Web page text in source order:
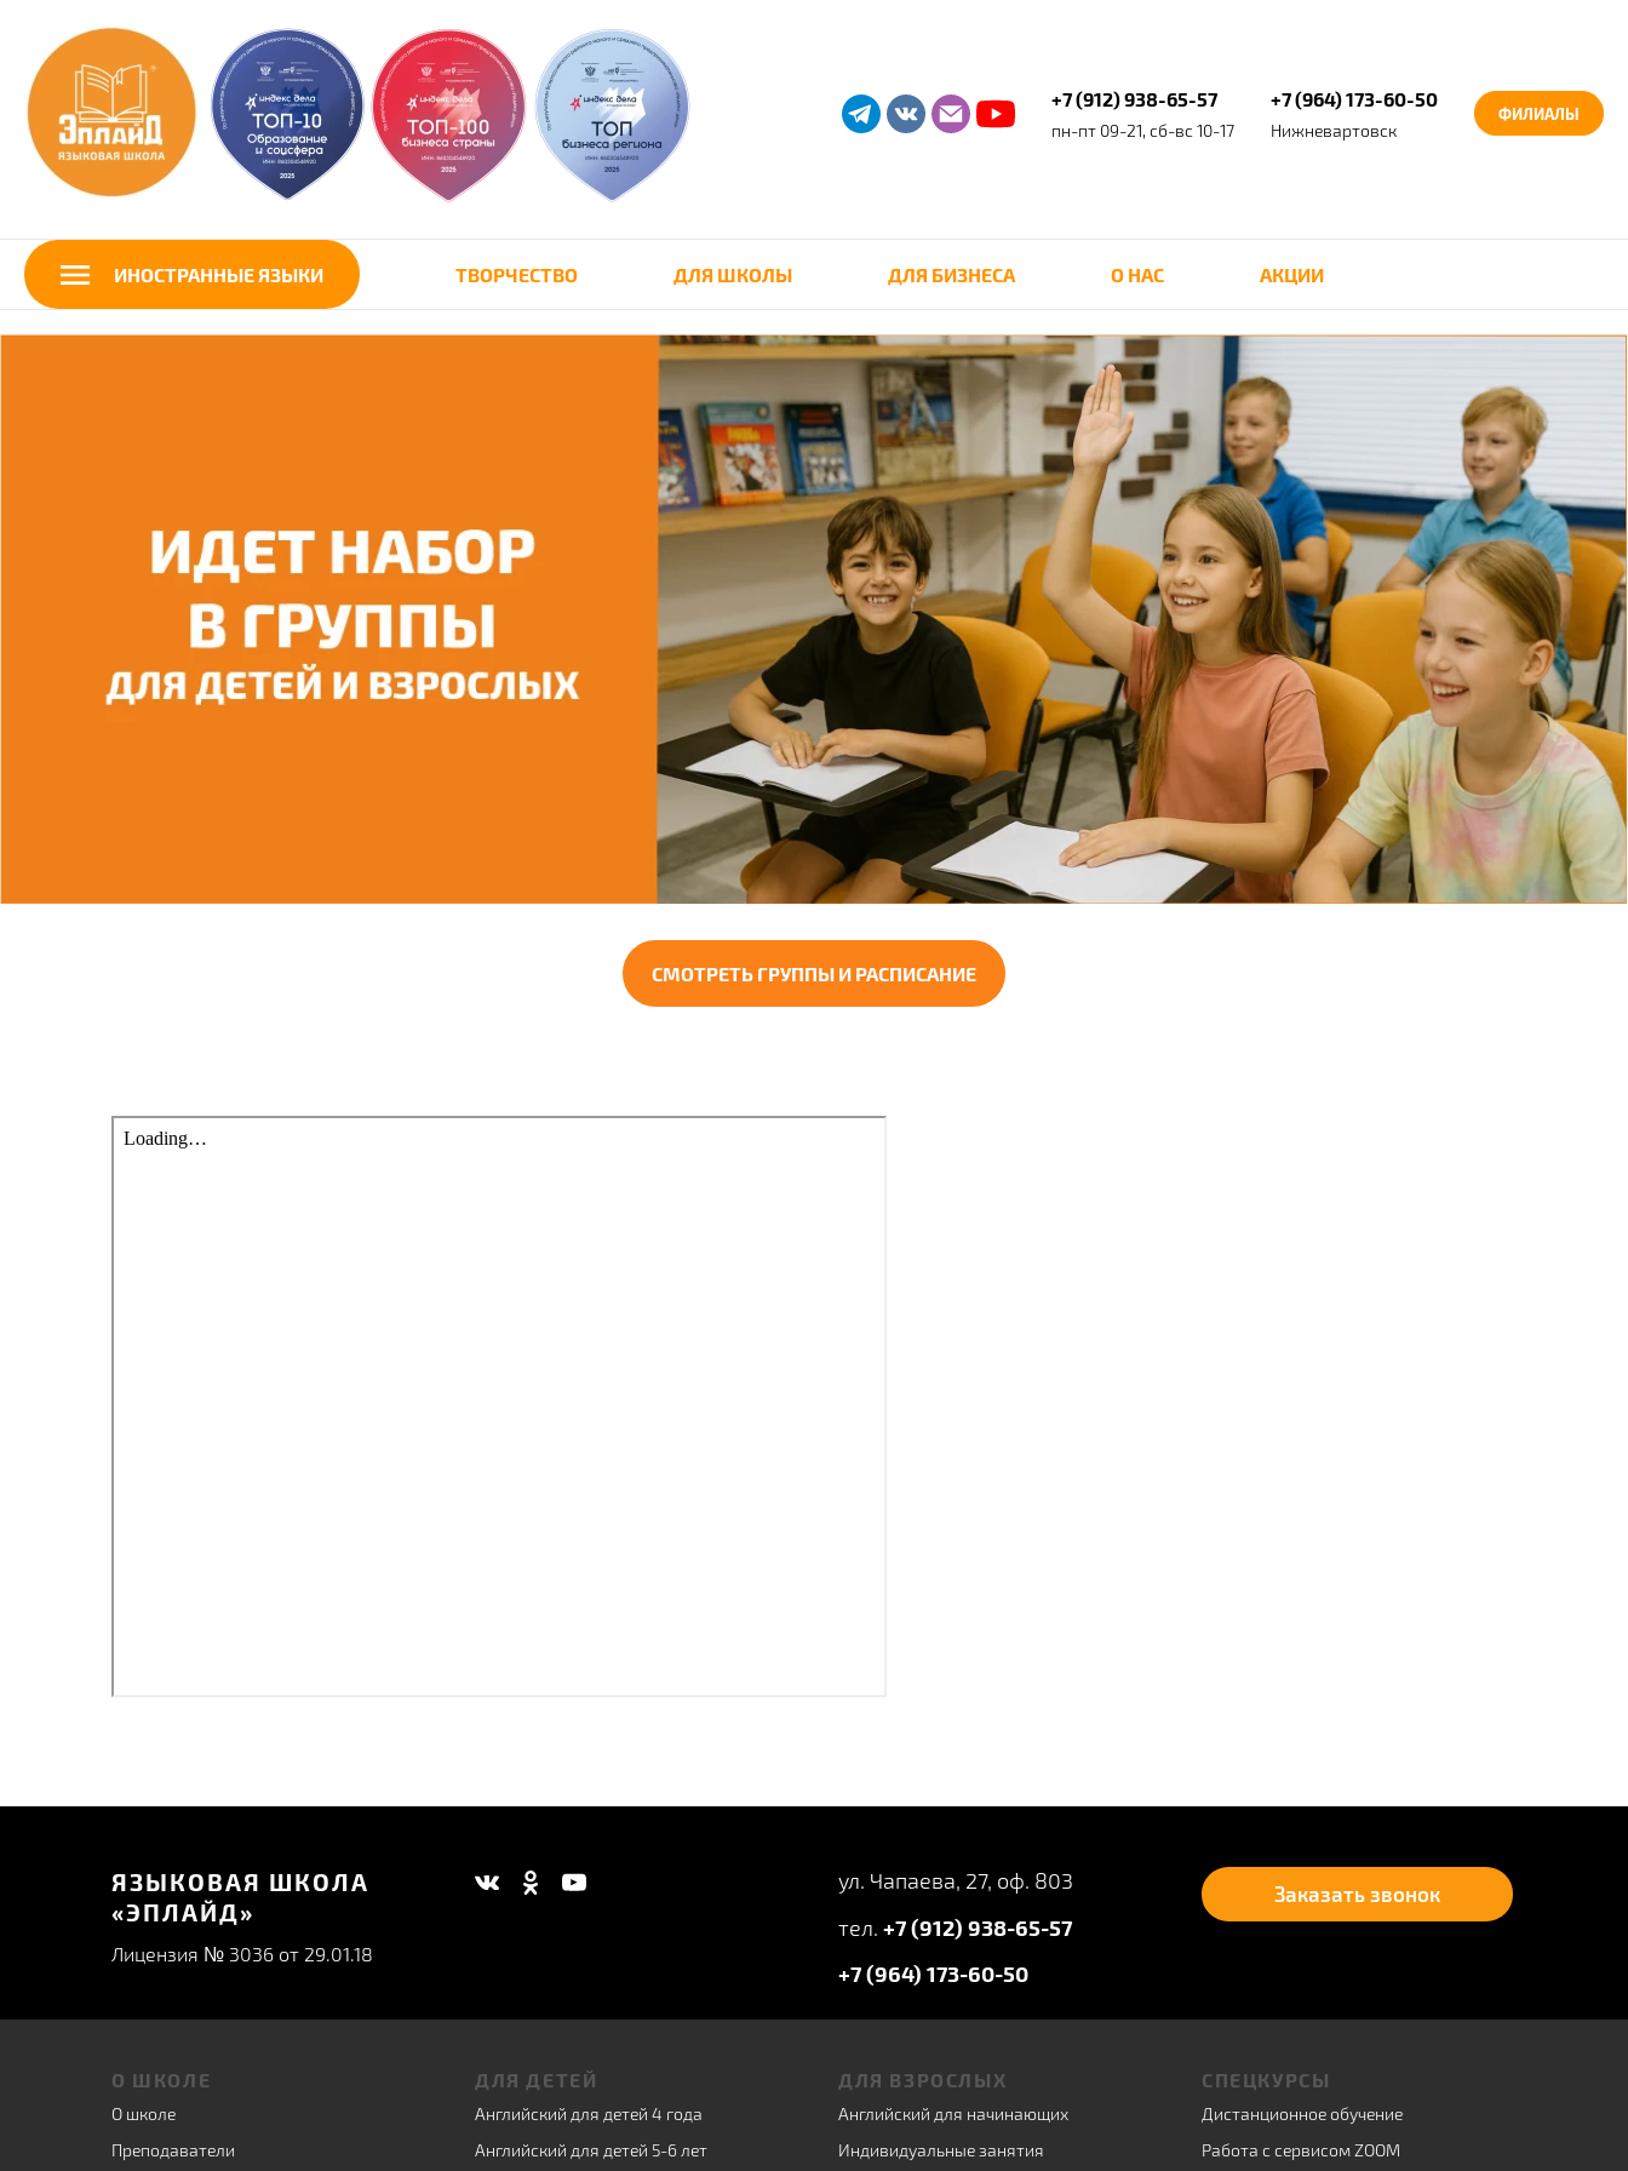
+7 (912) 938-65-57
пн-пт 09-21, сб-вс 10-17
+7 (964) 173-60-50
Нижневартовск
ФИЛИАЛЫ
ИНОСТРАННЫЕ ЯЗЫКИ ТВОРЧЕСТВО ДЛЯ ШКОЛЫ ДЛЯ БИЗНЕСА О НАС АКЦИИ
СМОТРЕТЬ ГРУППЫ И РАСПИСАНИЕ
ЯЗЫКОВАЯ ШКОЛА
«ЭПЛАЙД»
Лицензия № 3036 от 29.01.18
ул. Чапаева, 27, оф. 803
тел. +7 (912) 938-65-57
+7 (964) 173-60-50
Заказать звонок
О ШКОЛЕ
О школе
Преподаватели
ДЛЯ ДЕТЕЙ
Английский для детей 4 года
Английский для детей 5-6 лет
ДЛЯ ВЗРОСЛЫХ
Английский для начинающих
Индивидуальные занятия
СПЕЦКУРСЫ
Дистанционное обучение
Работа с сервисом ZOOM